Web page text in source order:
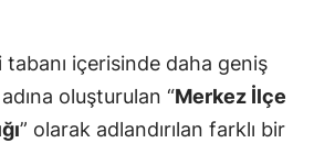
içerisinde daha geniş
oluşturulan “Merkez İlçe
” olarak adlandırılan farklı bir